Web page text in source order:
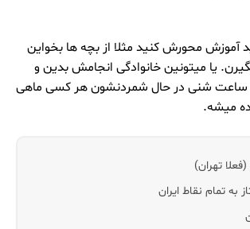
آموزش محورش کنید مثلا از بچه ها بخواین
یا میتونین خانوادگی انجامش بدین و
ساعت شنی در حال شمردنشون هر کسی ماهی
میشه.
تهران)
تمام نقاط ایران